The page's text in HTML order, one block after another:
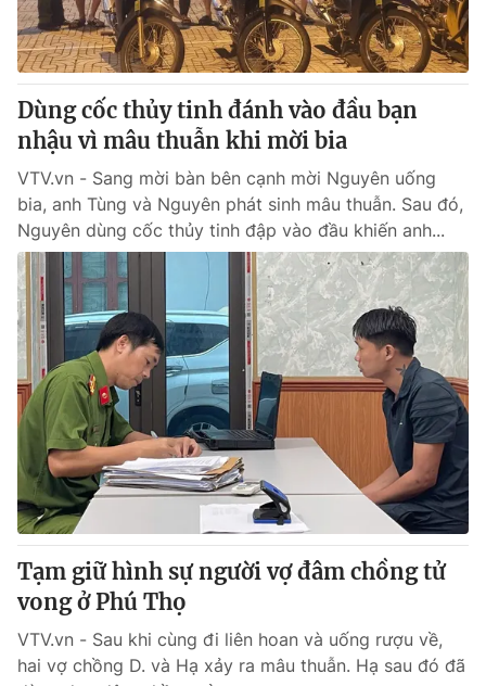
Dùng cốc thủy tinh đánh vào đầu bạn
nhậu vì mâu thuẫn khi mời bia
VTV.vn - Sang mời bàn bên cạnh mời Nguyên uống
bia, anh Tùng và Nguyên phát sinh mâu thuẫn. Sau đó,
Nguyên dùng cốc thủy tinh đập vào đầu khiến anh...
Tạm giữ hình sự người vợ đâm chồng tử
vong ở Phú Thọ
VTV.vn - Sau khi cùng đi liên hoan và uống rượu về,
hai vợ chồng D. và Hạ xảy ra mâu thuẫn. Hạ sau đó đã